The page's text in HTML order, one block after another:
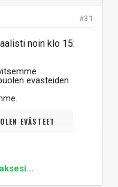
#31
noin klo 15:
evästeiden
EVÄSTEET